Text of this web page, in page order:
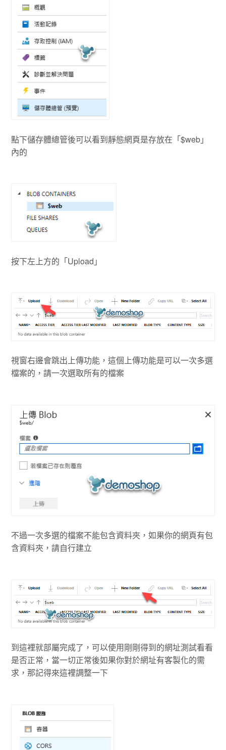
點下儲存體總管後可以看到靜態網頁是存放在「$web」
內的
按下左上方的「Upload」
視窗右邊會跳出上傳功能，這個上傳功能是可以一次多選
檔案的，請一次選取所有的檔案
不過一次多選的檔案不能包含資料夾，如果你的網頁有包
含資料夾，請自行建立
到這裡就部屬完成了，可以使用剛剛得到的網址測試看看
是否正常，當一切正常後如果你對於網址有客製化的需
求，那記得來這裡調整一下